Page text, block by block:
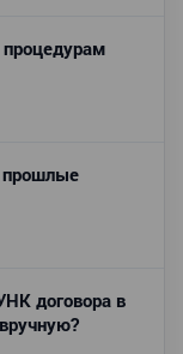
процедурам
прошлые
договора в